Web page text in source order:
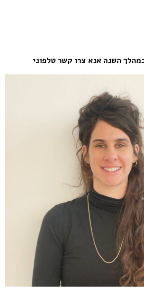
השנה אנא צרו קשר טלפוני